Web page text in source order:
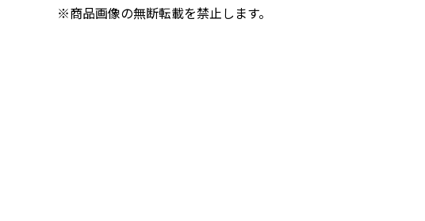
※商品画像の無断転載を禁止します。